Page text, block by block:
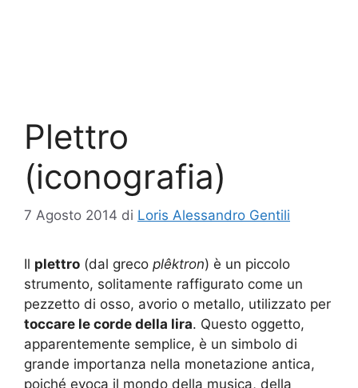
Plettro
(iconografia)
7 Agosto 2014 di Loris Alessandro Gentili
Il plettro (dal greco plêktron) è un piccolo
strumento, solitamente raffigurato come un
pezzetto di osso, avorio o metallo, utilizzato per
toccare le corde della lira. Questo oggetto,
apparentemente semplice, è un simbolo di
grande importanza nella monetazione antica,
poiché evoca il mondo della musica, della